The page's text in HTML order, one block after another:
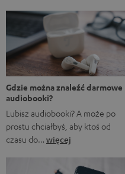
Marvela A
alternatywne historie z
natychmiast rozpoznają,
Marvela, podczas gdy
Gdzie można znaleźć darmowe
audiobooki?
Lubisz audiobooki? A może po
prostu chciałbyś, aby ktoś od
czasu do… więcej